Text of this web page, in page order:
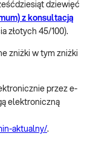
dziewięć
z konsultacją
złotych 45/100).
zniżki w tym zniżki
przez e-
elektroniczną
aktualny/.